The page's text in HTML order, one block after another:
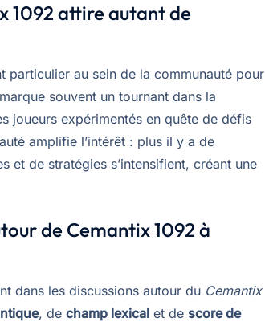
1092 attire autant de
particulier au sein de la communauté pour
souvent un tournant dans la
joueurs expérimentés en quête de défis
amplifie l’intérêt : plus il y a de
et de stratégies s’intensifient, créant une
de Cemantix 1092 à
dans les discussions autour du Cemantix
, de champ lexical et de score de